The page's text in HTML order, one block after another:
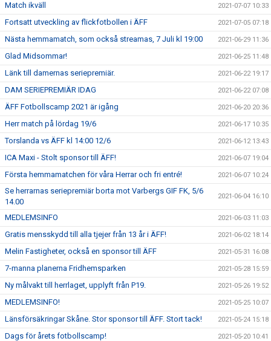
Match ikväll 2021-07-07 10:33
Fortsatt utveckling av flickfotbollen i ÄFF 2021-07-05 07:18
Nästa hemmamatch, som också streamas, 7 Juli kl 19:00 2021-06-29 11:36
Glad Midsommar! 2021-06-25 11:48
Länk till damernas seriepremiär. 2021-06-22 19:17
DAM SERIEPREMIÄR IDAG 2021-06-22 07:08
ÄFF Fotbollscamp 2021 är igång 2021-06-20 20:36
Herr match på lördag 19/6 2021-06-17 10:35
Torslanda vs ÄFF kl 14:00 12/6 2021-06-12 13:43
ICA Maxi - Stolt sponsor till ÄFF! 2021-06-07 19:04
Första hemmamatchen för våra Herrar och fri entré! 2021-06-07 10:24
Se herrarnas seriepremiär borta mot Varbergs GIF FK, 5/6
14.00
2021-06-04 16:10
MEDLEMSINFO 2021-06-03 11:03
Gratis mensskydd till alla tjejer från 13 år i ÄFF! 2021-06-02 18:14
Melin Fastigheter, också en sponsor till ÄFF 2021-05-31 16:08
7-manna planerna Fridhemsparken 2021-05-28 15:59
Ny målvakt till herrlaget, upplyft från P19. 2021-05-26 19:52
MEDLEMSINFO! 2021-05-25 10:07
Länsförsäkringar Skåne. Stor sponsor till ÄFF. Stort tack! 2021-05-24 15:18
Dags för årets fotbollscamp! 2021-05-20 10:41